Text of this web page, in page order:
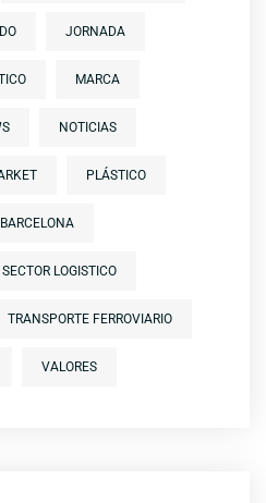
JORNADA
MARCA
NOTICIAS
PLÁSTICO
SECTOR LOGISTICO
TRANSPORTE FERROVIARIO
VALORES